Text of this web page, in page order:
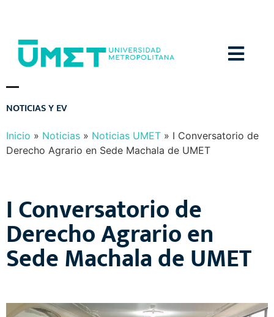
NOTIC
IA
S
Y
E
V
E
N
T
O
S
Inicio » Noticias » Noticias UMET » I Conversatorio de
Derecho Agrario en Sede Machala de UMET
I Conversatorio de
Derecho Agrario en
Sede Machala de UMET